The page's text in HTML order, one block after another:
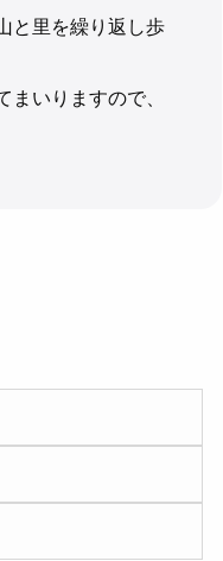
と里を繰り返し歩
いりますので、